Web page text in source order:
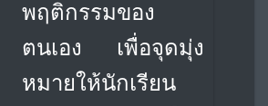
พฤติกรรมของ
ตนเอง เพื่อจุดมุ่ง
หมายให้นักเรียน